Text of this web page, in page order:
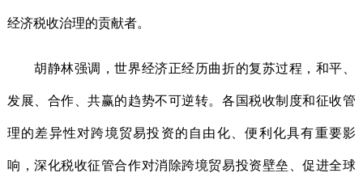
经济税收治理的贡献者。
胡静林强调，世界经济正经历曲折的复苏过程，和平、
发展、合作、共赢的趋势不可逆转。各国税收制度和征收管
理的差异性对跨境贸易投资的自由化、便利化具有重要影
响，深化税收征管合作对消除跨境贸易投资壁垒、促进全球